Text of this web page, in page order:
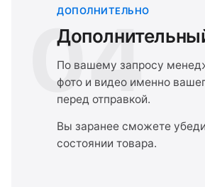
04
ДОПОЛНИТЕЛЬНО
По вашему запросу
фото и видео именно
перед отправкой.
Вы заранее сможете
состоянии товара.